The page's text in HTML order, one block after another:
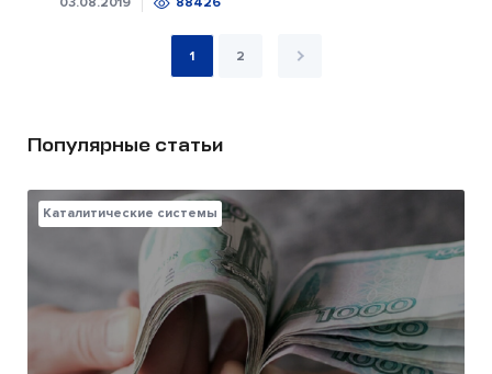
1 2
Популярные статьи
Каталитические системы